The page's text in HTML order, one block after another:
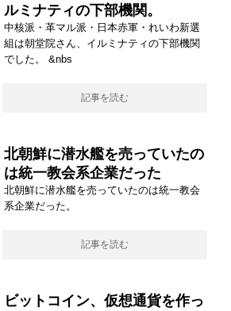
ルミナティの下部機関。
中核派・革マル派・日本赤軍・れいわ新選
組は朝堂院さん、イルミナティの下部機関
でした。 &nbs
記事を読む
北朝鮮に潜水艦を売っていたの
は統一教会系企業だった
北朝鮮に潜水艦を売っていたのは統一教会
系企業だった。
記事を読む
ビットコイン、仮想通貨を作っ